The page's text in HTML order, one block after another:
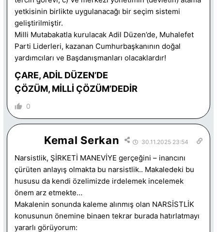
yetkisinin birlikte uygulanacağı bir seçim sistemi
geliştirilmiştir.
Milli Mutabakatla kurulacak Adil Düzen’de, Muhalefet
Parti Liderleri, kazanan Cumhurbaşkanının doğal
yardımcıları ve Başdanışmanları olacaklardır!
ÇARE, ADİL DÜZEN’DE
ÇÖZÜM, MİLLİ ÇÖZÜM’DEDİR
0
Kemal Serkan 30.11.2025 23:54
Narsistlik, ŞİRKETİ MANEVİYE gerçeğini – inancını
çürüten anlayış olmakta bu narsistlik.. Makaledeki bu
hususu da kendi özelimizde irdelemek incelemek
önem arz etmekte…
Makalenin sonunda kaleme alınmış olan NARSİSTLİK
konusunun önemine binaen tekrar burada hatırlatmayı
yararlı görüyorum: